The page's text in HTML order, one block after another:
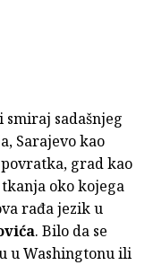
sadašnjeg
Sarajevo kao
grad kao
oko kojega
rađa jezik u
. Bilo da se
u Washingtonu ili